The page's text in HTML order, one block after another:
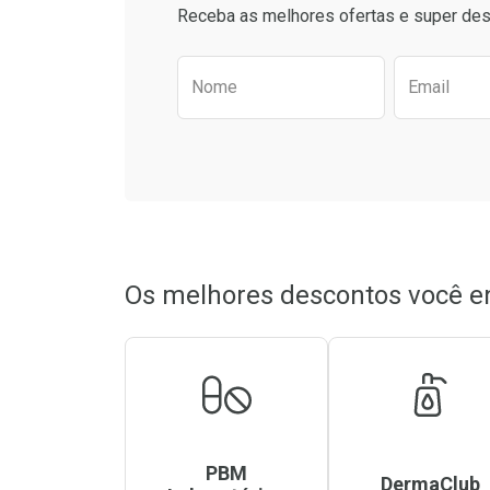
Por R$ 19,90/cada
Por R$ 19,90/cada
Por R$ 86,82/cada
Por R$ 86,82/cada
Receba as melhores ofertas e super
Preencha o formulário
Nome Email
Os melhores descontos você
PBM
DermaClub